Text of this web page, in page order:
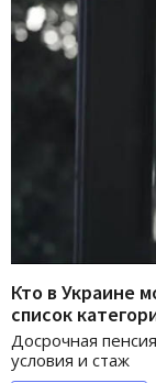
Кто в Украине
список
Досрочная
условия и стаж